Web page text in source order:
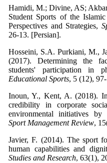
Hamidi, M.; Divine, AS;
Student Sports of the
Perspectives and Strategies,
26-13. [Persian].
Hosseini, S.A. Purkiani, M.,
(2017). Determining the
students' participation in
Educational Sports, 5 (12),
Inoun, Y., Kent, A. (2018).
credibility in corporate
environmental initiatives by
Sport Management Review,
Javier, F. (2014). The sport
human capabilities and
Studies and Research, 63(1),